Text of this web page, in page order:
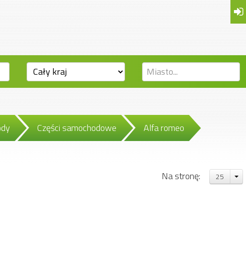
Części samochodowe Alfa romeo
Na stronę: 25